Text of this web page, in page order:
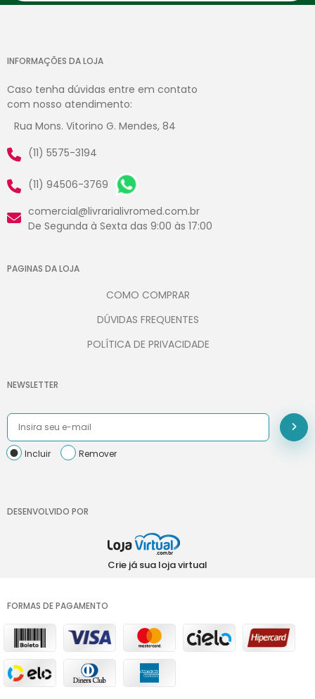
INFORMAÇÕES DA LOJA
Caso tenha dúvidas entre em contato
com nosso atendimento:
Rua Mons. Vitorino G. Mendes, 84
(11) 5575-3194
(11) 94506-3769
comercial@livrarialivromed.com.br
De Segunda à Sexta das 9:00 às 17:00
PAGINAS DA LOJA
COMO COMPRAR
DÚVIDAS FREQUENTES
POLÍTICA DE PRIVACIDADE
NEWSLETTER
Incluir Remover
DESENVOLVIDO POR
Crie já sua loja virtual
FORMAS DE PAGAMENTO